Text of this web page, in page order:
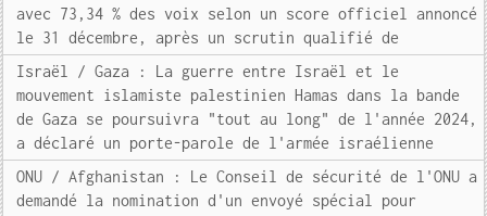
avec 73,34 % des voix selon un score officiel annoncé
le 31 décembre, après un scrutin qualifié de
Israël / Gaza : La guerre entre Israël et le
mouvement islamiste palestinien Hamas dans la bande
de Gaza se poursuivra "tout au long" de l'année 2024,
a déclaré un porte-parole de l'armée israélienne
ONU / Afghanistan : Le Conseil de sécurité de l'ONU a
demandé la nomination d'un envoyé spécial pour